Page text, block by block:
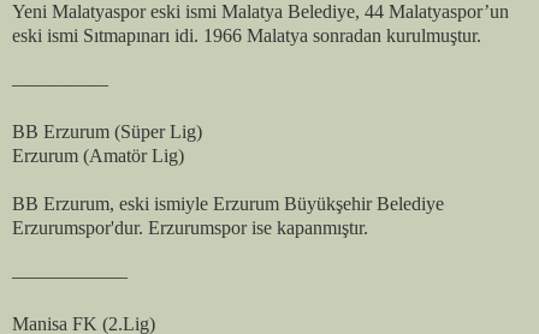
Yeni Malatyaspor eski ismi Malatya Belediye, 44 Malatyaspor’un
eski ismi Sıtmapınarı idi. 1966 Malatya sonradan kurulmuştur.
—————
BB Erzurum (Süper Lig)
Erzurum (Amatör Lig)
BB Erzurum, eski ismiyle Erzurum Büyükşehir Belediye
Erzurumspor'dur. Erzurumspor ise kapanmıştır.
——————
Manisa FK (2.Lig)